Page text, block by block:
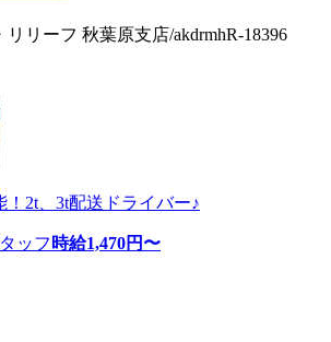
リーフ 秋葉原支店/akdrmhR-18396
！2t、3t配送ドライバー♪
ッフ 時給1,470円〜